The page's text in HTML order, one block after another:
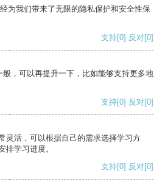
为我们带来了无限的隐私保护和安全性保
支持[0] 反对[0]
，可以再提升一下，比如能够支持更多地
支持[0] 反对[0]
灵活，可以根据自己的需求选择学习方
排学习进度。
支持[0] 反对[0]